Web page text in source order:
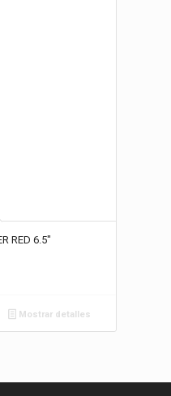
RED 6.5″
Mostrar detalles